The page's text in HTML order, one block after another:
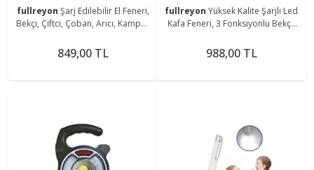
fullreyon Şarj Edilebilir El Feneri,
Bekçi, Çiftci, Çoban, Arıcı, Kampçı,
849,00 TL
fullreyon Yüksek Kalite Şarjlı Led
Kafa Feneri, 3 Fonksiyonlu Bekçi,
Feneri
988,00 TL